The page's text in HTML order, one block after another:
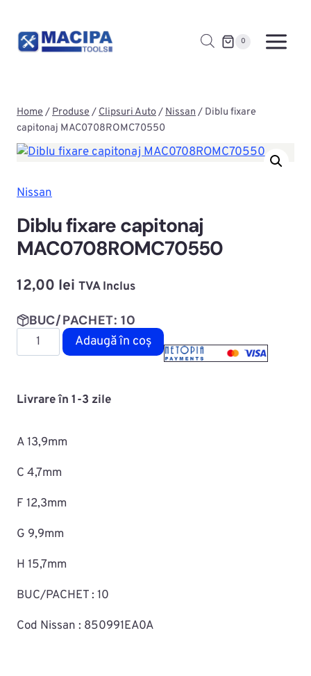
content
0
Home/Produse/Clipsuri Auto/Nissan/ Diblu fixare
capitonaj MAC0708ROMC70550
Nissan
Diblu fixare capitonaj
MAC0708ROMC70550
12,00 lei TVA Inclus
BUC/PACHET: 10
Cantitate
Diblu
capitonaj
Adaugă în coș
Livrare în 1-3 zile
A 13,9mm
C 4,7mm
F 12,3mm
G 9,9mm
H 15,7mm
BUC/PACHET : 10
Cod Nissan : 850991EA0A